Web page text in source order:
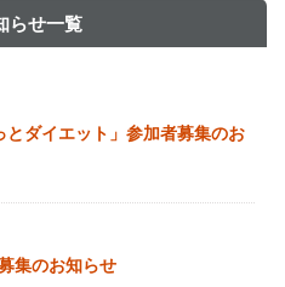
らせ一覧
ダイエット」参加者募集のお
集のお知らせ